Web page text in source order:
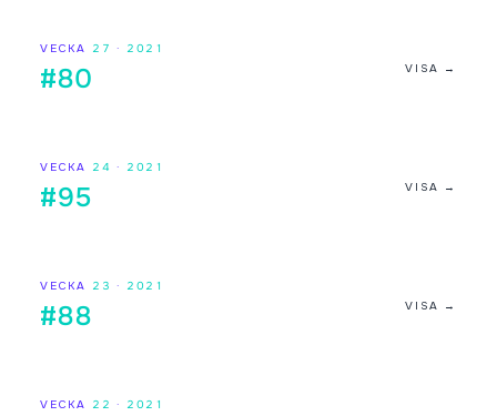
VECKA 27 · 2021
#80 VISA →
VECKA 24 · 2021
#95 VISA →
VECKA 23 · 2021
#88 VISA →
VECKA 22 · 2021